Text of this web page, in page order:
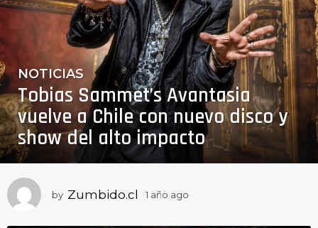
1
a
ñ
o
a
g
o
1
NOTICIAS
Tobias Sammet’s Avantasia
vuelve a Chile con nuevo disco y
show del alto impacto
by Zumbido.cl 1 año ago